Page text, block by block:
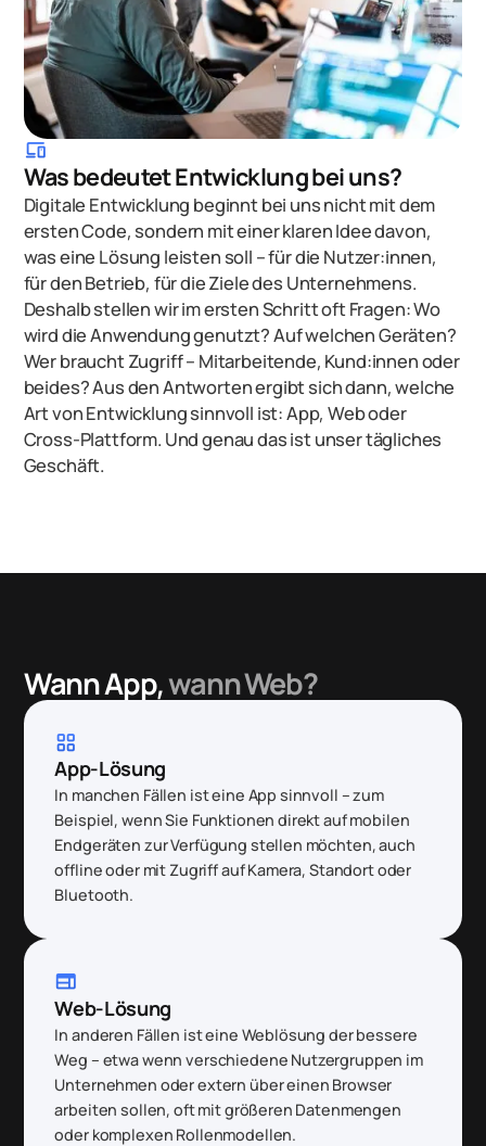
devices
Was bedeutet Entwicklung bei uns?
Digitale Entwicklung beginnt bei uns nicht mit dem
ersten Code, sondern mit einer klaren Idee davon,
was eine Lösung leisten soll – für die Nutzer:innen,
für den Betrieb, für die Ziele des Unternehmens.
Deshalb stellen wir im ersten Schritt oft Fragen: Wo
wird die Anwendung genutzt? Auf welchen Geräten?
Wer braucht Zugriff – Mitarbeitende, Kund:innen oder
beides? Aus den Antworten ergibt sich dann, welche
Art von Entwicklung sinnvoll ist: App, Web oder
Cross-Plattform. Und genau das ist unser tägliches
Geschäft.
Wann App,wann Web?
grid_view
App-Lösung
In manchen Fällen ist eine App sinnvoll – zum
Beispiel, wenn Sie Funktionen direkt auf mobilen
Endgeräten zur Verfügung stellen möchten, auch
offline oder mit Zugriff auf Kamera, Standort oder
Bluetooth.
web
Web-Lösung
In anderen Fällen ist eine Weblösung der bessere
Weg – etwa wenn verschiedene Nutzergruppen im
Unternehmen oder extern über einen Browser
arbeiten sollen, oft mit größeren Datenmengen
oder komplexen Rollenmodellen.